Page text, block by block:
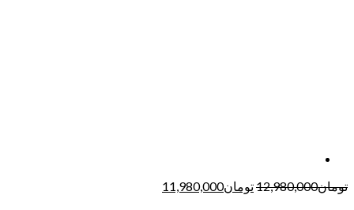
تومان12,980,000تومان11,980,000